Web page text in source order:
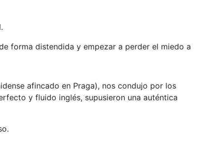
forma distendida y empezar a perder el miedo a
afincado en Praga), nos condujo por los
y fluido inglés, supusieron una auténtica